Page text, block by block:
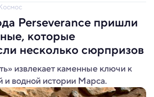
Perseverance пришли
которые
несколько сюрпризов
извлекает каменные ключи к
и водной истории Марса.